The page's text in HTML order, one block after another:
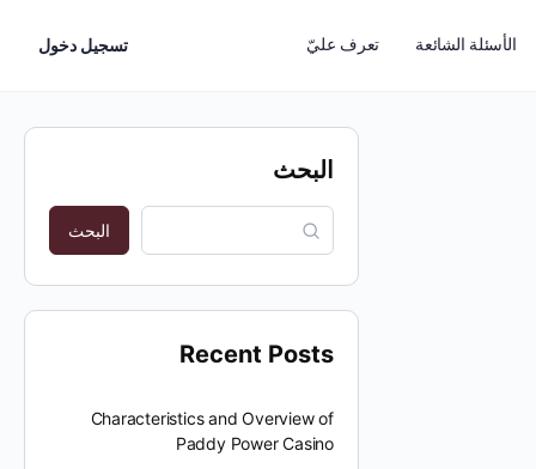
الأسئلة الشائعة تعرف عليّ تسجيل دخول
البحث
البحث
Recent Posts
Characteristics and Overview of
Paddy Power Casino